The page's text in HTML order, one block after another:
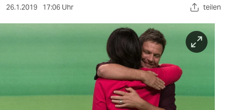
sport
26.1.2019 17:06 Uhr teilen